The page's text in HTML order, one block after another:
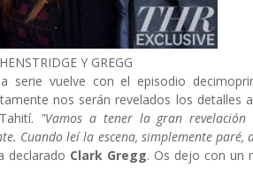
Y GREGG
serie vuelve con el episodio
nos serán revelados los detalles
"Vamos a tener la gran
Cuando leí la escena, simplemente paré,
declarado Clark Gregg. Os dejo con un